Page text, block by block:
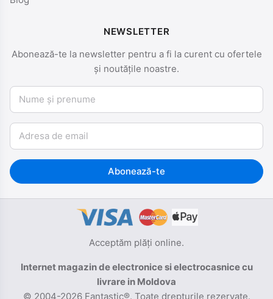
NEWSLETTER
Abonează-te la newsletter pentru a fi la curent cu ofertele
și noutățile noastre.
Nume și prenume
Email
Abonează-te
Acceptăm plăți online.
Internet magazin de electronice si electrocasnice cu
livrare in Moldova
© 2004-2026 Fantastic®. Toate drepturile rezervate.